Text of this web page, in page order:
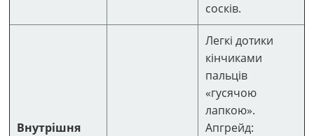
сосків.
Внутрішня
Легкі дотики
кінчиками
пальців
«гусячою
лапкою».
Апгрейд: